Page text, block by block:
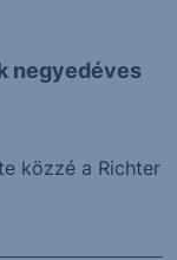
negyedéves
közzé a Richter